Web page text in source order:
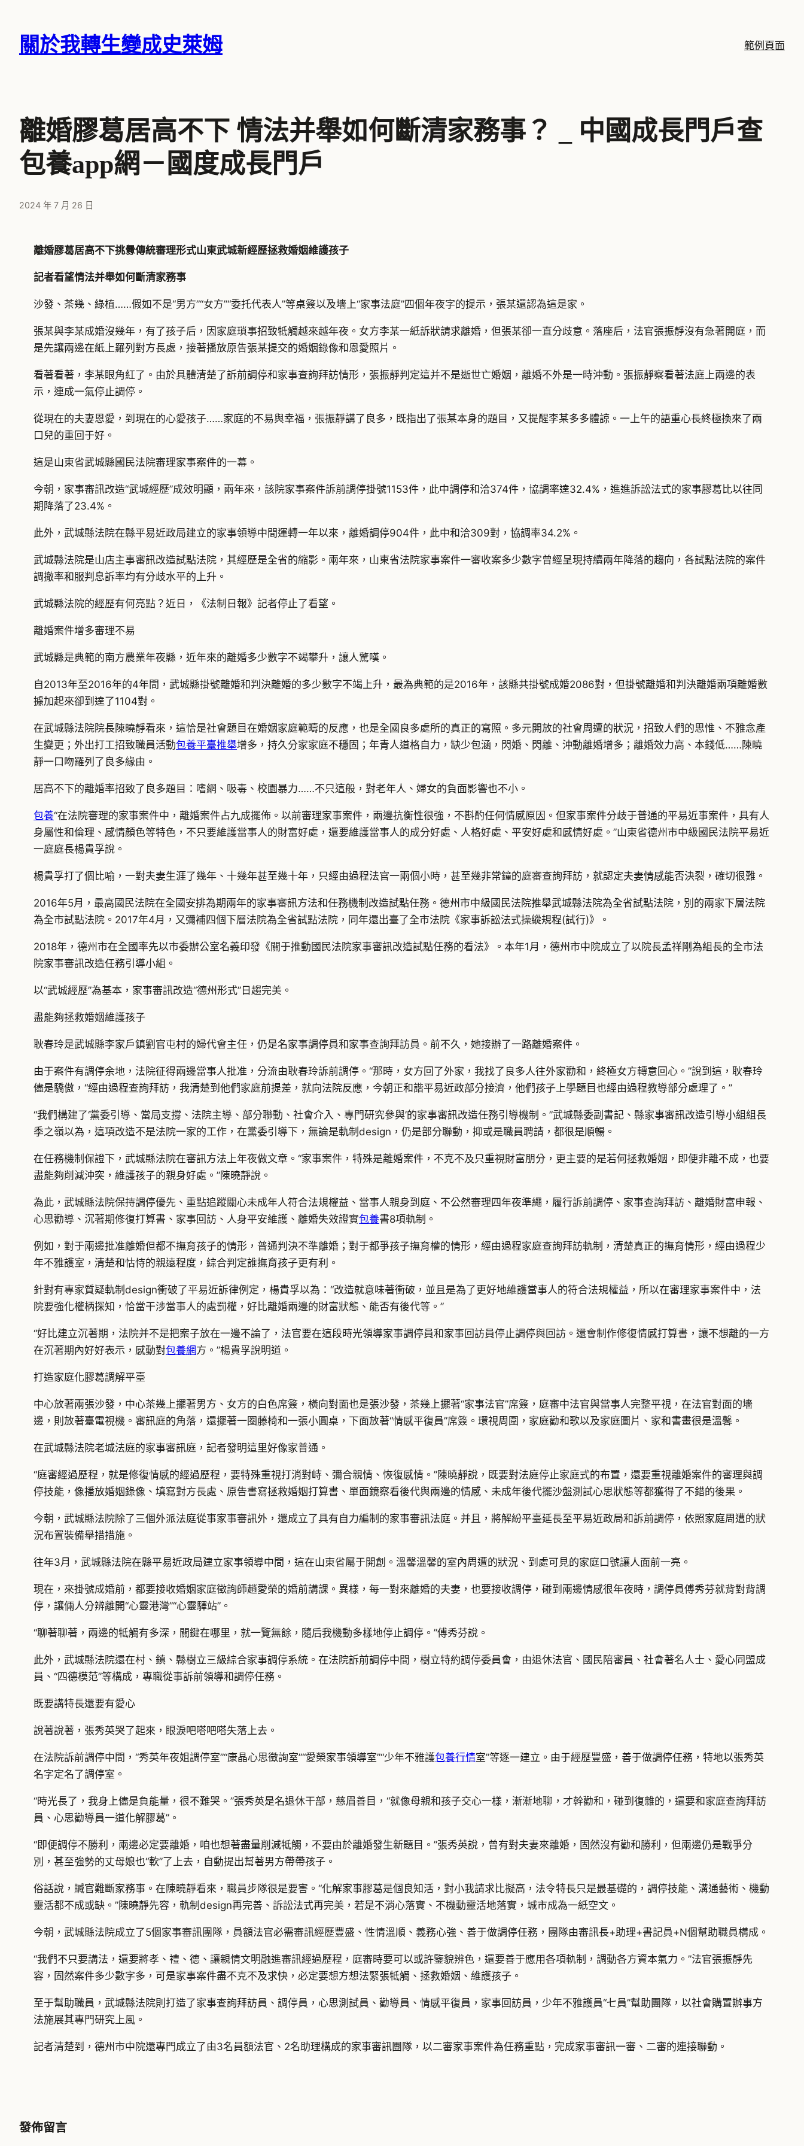
關於我轉生變成史萊姆 範例頁面
離婚膠葛居高不下 情法并舉如何斷清家務事？ _ 中國成長門戶查
包養app網－國度成長門戶
2024 年 7 月 26 日
離婚膠葛居高不下挑釁傳統審理形式山東武城新經歷拯救婚姻維護孩子
記者看望情法并舉如何斷清家務事
沙發、茶幾、綠植……假如不是“男方”“女方”“委托代表人”等桌簽以及墻上“家事法庭”四個年夜字的提示，張某還認為這是家。
張某與李某成婚沒幾年，有了孩子后，因家庭瑣事招致牴觸越來越年夜。女方李某一紙訴狀請求離婚，但張某卻一直分歧意。落座后，法官張振靜沒有急著開庭，而
是先讓兩邊在紙上羅列對方長處，接著播放原告張某提交的婚姻錄像和恩愛照片。
看著看著，李某眼角紅了。由於具體清楚了訴前調停和家事查詢拜訪情形，張振靜判定這并不是逝世亡婚姻，離婚不外是一時沖動。張振靜察看著法庭上兩邊的表
示，連成一氣停止調停。
從現在的夫妻恩愛，到現在的心愛孩子……家庭的不易與幸福，張振靜講了良多，既指出了張某本身的題目，又提醒李某多多體諒。一上午的語重心長終極換來了兩
口兒的重回于好。
這是山東省武城縣國民法院審理家事案件的一幕。
今朝，家事審訊改造“武城經歷”成效明顯，兩年來，該院家事案件訴前調停掛號1153件，此中調停和洽374件，協調率達32.4%，進進訴訟法式的家事膠葛比以往同
期降落了23.4%。
此外，武城縣法院在縣平易近政局建立的家事領導中間運轉一年以來，離婚調停904件，此中和洽309對，協調率34.2%。
武城縣法院是山店主事審訊改造試點法院，其經歷是全省的縮影。兩年來，山東省法院家事案件一審收案多少數字曾經呈現持續兩年降落的趨向，各試點法院的案件
調撤率和服判息訴率均有分歧水平的上升。
武城縣法院的經歷有何亮點？近日，《法制日報》記者停止了看望。
離婚案件增多審理不易
武城縣是典範的南方農業年夜縣，近年來的離婚多少數字不竭攀升，讓人驚嘆。
自2013年至2016年的4年間，武城縣掛號離婚和判決離婚的多少數字不竭上升，最為典範的是2016年，該縣共掛號成婚2086對，但掛號離婚和判決離婚兩項離婚數
據加起來卻到達了1104對。
在武城縣法院院長陳曉靜看來，這恰是社會題目在婚姻家庭範疇的反應，也是全國良多處所的真正的寫照。多元開放的社會周遭的狀況，招致人們的思惟、不雅念產
生變更；外出打工招致職員活動包養平臺推舉增多，持久分家家庭不穩固；年青人道格自力，缺少包涵，閃婚、閃離、沖動離婚增多；離婚效力高、本錢低……陳曉
靜一口吻羅列了良多緣由。
居高不下的離婚率招致了良多題目：嗜網、吸毒、校園暴力……不只這般，對老年人、婦女的負面影響也不小。
包養“在法院審理的家事案件中，離婚案件占九成擺佈。以前審理家事案件，兩邊抗衡性很強，不斟酌任何情感原因。但家事案件分歧于普通的平易近事案件，具有人
身屬性和倫理、感情顏色等特色，不只要維護當事人的財富好處，還要維護當事人的成分好處、人格好處、平安好處和感情好處。”山東省德州市中級國民法院平易近
一庭庭長楊貴孚說。
楊貴孚打了個比喻，一對夫妻生涯了幾年、十幾年甚至幾十年，只經由過程法官一兩個小時，甚至幾非常鐘的庭審查詢拜訪，就認定夫妻情感能否決裂，確切很難。
2016年5月，最高國民法院在全國安排為期兩年的家事審訊方法和任務機制改造試點任務。德州市中級國民法院推舉武城縣法院為全省試點法院，別的兩家下層法院
為全市試點法院。2017年4月，又彌補四個下層法院為全省試點法院，同年還出臺了全市法院《家事訴訟法式操縱規程(試行)》。
2018年，德州市在全國率先以市委辦公室名義印發《關于推動國民法院家事審訊改造試點任務的看法》。本年1月，德州市中院成立了以院長孟祥剛為組長的全市法
院家事審訊改造任務引導小組。
以“武城經歷”為基本，家事審訊改造“德州形式”日趨完美。
盡能夠拯救婚姻維護孩子
耿春玲是武城縣李家戶鎮劉官屯村的婦代會主任，仍是名家事調停員和家事查詢拜訪員。前不久，她接辦了一路離婚案件。
由于案件有調停余地，法院征得兩邊當事人批准，分流由耿春玲訴前調停。“那時，女方回了外家，我找了良多人往外家勸和，終極女方轉意回心。”說到這，耿春玲
儘是驕傲，“經由過程查詢拜訪，我清楚到他們家庭前提差，就向法院反應，今朝正和諧平易近政部分接濟，他們孩子上學題目也經由過程教導部分處理了。”
“我們構建了‘黨委引導、當局支撐、法院主導、部分聯動、社會介入、專門研究參與’的家事審訊改造任務引導機制。”武城縣委副書記、縣家事審訊改造引導小組組長
季之嶺以為，這項改造不是法院一家的工作，在黨委引導下，無論是軌制design，仍是部分聯動，抑或是職員聘請，都很是順暢。
在任務機制保證下，武城縣法院在審訊方法上年夜做文章。“家事案件，特殊是離婚案件，不克不及只重視財富朋分，更主要的是若何拯救婚姻，即便非離不成，也要
盡能夠削減沖突，維護孩子的親身好處。”陳曉靜說。
為此，武城縣法院保持調停優先、重點追蹤關心未成年人符合法規權益、當事人親身到庭、不公然審理四年夜準繩，履行訴前調停、家事查詢拜訪、離婚財富申報、
心思勸導、沉著期修復打算書、家事回訪、人身平安維護、離婚失效證實包養書8項軌制。
例如，對于兩邊批准離婚但都不撫育孩子的情形，普通判決不準離婚；對于都爭孩子撫育權的情形，經由過程家庭查詢拜訪軌制，清楚真正的撫育情形，經由過程少
年不雅護室，清楚和怙恃的親遠程度，綜合判定誰撫育孩子更有利。
針對有專家質疑軌制design衝破了平易近訴律例定，楊貴孚以為：“改造就意味著衝破，並且是為了更好地維護當事人的符合法規權益，所以在審理家事案件中，法
院要強化權柄探知，恰當干涉當事人的處罰權，好比離婚兩邊的財富狀態、能否有後代等。”
“好比建立沉著期，法院并不是把案子放在一邊不論了，法官要在這段時光領導家事調停員和家事回訪員停止調停與回訪。還會制作修復情感打算書，讓不想離的一方
在沉著期內好好表示，感動對包養網方。”楊貴孚說明道。
打造家庭化膠葛調解平臺
中心放著兩張沙發，中心茶幾上擺著男方、女方的白色席簽，橫向對面也是張沙發，茶幾上擺著“家事法官”席簽，庭審中法官與當事人完整平視，在法官對面的墻
邊，則放著臺電視機。審訊庭的角落，還擺著一圈藤椅和一張小圓桌，下面放著“情感平復員”席簽。環視周圍，家庭勸和歌以及家庭圖片、家和書畫很是溫馨。
在武城縣法院老城法庭的家事審訊庭，記者發明這里好像家普通。
“庭審經過歷程，就是修復情感的經過歷程，要特殊重視打消對峙、彌合親情、恢復感情。”陳曉靜說，既要對法庭停止家庭式的布置，還要重視離婚案件的審理與調
停技能，像播放婚姻錄像、填寫對方長處、原告書寫拯救婚姻打算書、單面鏡察看後代與兩邊的情感、未成年後代擺沙盤測試心思狀態等都獲得了不錯的後果。
今朝，武城縣法院除了三個外派法庭從事家事審訊外，還成立了具有自力編制的家事審訊法庭。并且，將解紛平臺延長至平易近政局和訴前調停，依照家庭周遭的狀
況布置裝備舉措措施。
往年3月，武城縣法院在縣平易近政局建立家事領導中間，這在山東省屬于開創。溫馨溫馨的室內周遭的狀況、到處可見的家庭口號讓人面前一亮。
現在，來掛號成婚前，都要接收婚姻家庭徵詢師趙愛榮的婚前講課。異樣，每一對來離婚的夫妻，也要接收調停，碰到兩邊情感很年夜時，調停員傅秀芬就背對背調
停，讓倆人分辨離開“心靈港灣”“心靈驛站”。
“聊著聊著，兩邊的牴觸有多深，關鍵在哪里，就一覽無餘，隨后我機動多樣地停止調停。”傅秀芬說。
此外，武城縣法院還在村、鎮、縣樹立三級綜合家事調停系統。在法院訴前調停中間，樹立特約調停委員會，由退休法官、國民陪審員、社會著名人士、愛心同盟成
員、“四德模范”等構成，專職從事訴前領導和調停任務。
既要講特長還要有愛心
說著說著，張秀英哭了起來，眼淚吧嗒吧嗒失落上去。
在法院訴前調停中間，“秀英年夜姐調停室”“康晶心思徵詢室”“愛榮家事領導室”“少年不雅護包養行情室”等逐一建立。由于經歷豐盛，善于做調停任務，特地以張秀英
名字定名了調停室。
“時光長了，我身上儘是負能量，很不難哭。”張秀英是名退休干部，慈眉善目，“就像母親和孩子交心一樣，漸漸地聊，才幹勸和，碰到復雜的，還要和家庭查詢拜訪
員、心思勸導員一道化解膠葛”。
“即便調停不勝利，兩邊必定要離婚，咱也想著盡量削減牴觸，不要由於離婚發生新題目。”張秀英說，曾有對夫妻來離婚，固然沒有勸和勝利，但兩邊仍是戰爭分
別，甚至強勢的丈母娘也“軟”了上去，自動提出幫著男方帶帶孩子。
俗話說，贓官難斷家務事。在陳曉靜看來，職員步隊很是要害。“化解家事膠葛是個良知活，對小我請求比擬高，法令特長只是最基礎的，調停技能、溝通藝術、機動
靈活都不成或缺。”陳曉靜先容，軌制design再完善、訴訟法式再完美，若是不消心落實、不機動靈活地落實，城市成為一紙空文。
今朝，武城縣法院成立了5個家事審訊團隊，員額法官必需審訊經歷豐盛、性情溫順、義務心強、善于做調停任務，團隊由審訊長+助理+書記員+N個幫助職員構成。
“我們不只要講法，還要將孝、禮、德、讓親情文明融進審訊經過歷程，庭審時要可以或許鑒貌辨色，還要善于應用各項軌制，調動各方資本氣力。”法官張振靜先
容，固然案件多少數字多，可是家事案件盡不克不及求快，必定要想方想法緊張牴觸、拯救婚姻、維護孩子。
至于幫助職員，武城縣法院則打造了家事查詢拜訪員、調停員，心思測試員、勸導員、情感平復員，家事回訪員，少年不雅護員“七員”幫助團隊，以社會購置辦事方
法施展其專門研究上風。
記者清楚到，德州市中院還專門成立了由3名員額法官、2名助理構成的家事審訊團隊，以二審家事案件為任務重點，完成家事審訊一審、二審的連接聯動。
發佈留言